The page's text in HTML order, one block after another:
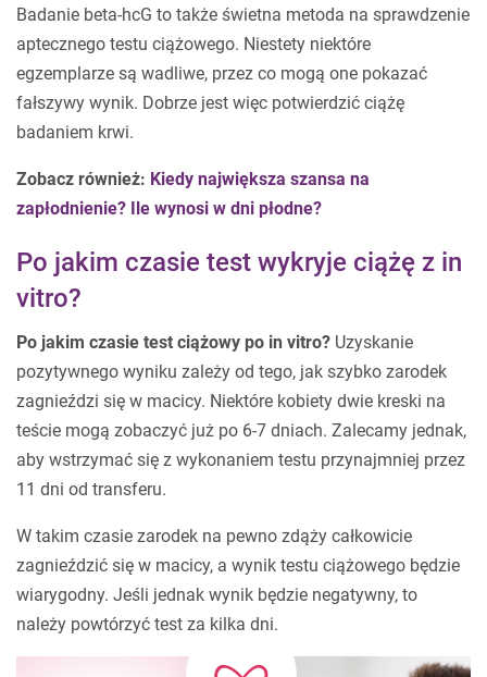
Badanie beta-hcG to także świetna metoda na sprawdzenie
aptecznego testu ciążowego. Niestety niektóre
egzemplarze są wadliwe, przez co mogą one pokazać
fałszywy wynik. Dobrze jest więc potwierdzić ciążę
badaniem krwi.
Zobacz również: Kiedy największa szansa na
zapłodnienie? Ile wynosi w dni płodne?
Po jakim czasie test wykryje ciążę z in
vitro?
Po jakim czasie test ciążowy po in vitro? Uzyskanie
pozytywnego wyniku zależy od tego, jak szybko zarodek
zagnieździ się w macicy. Niektóre kobiety dwie kreski na
teście mogą zobaczyć już po 6-7 dniach. Zalecamy jednak,
aby wstrzymać się z wykonaniem testu przynajmniej przez
11 dni od transferu.
W takim czasie zarodek na pewno zdąży całkowicie
zagnieździć się w macicy, a wynik testu ciążowego będzie
wiarygodny. Jeśli jednak wynik będzie negatywny, to
należy powtórzyć test za kilka dni.